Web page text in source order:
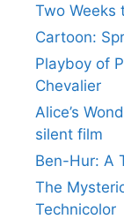
Two Weeks
Cartoon:
Playboy of
Chevalier
Alice’s
silent film
Ben-Hur: A
The
Technicolor